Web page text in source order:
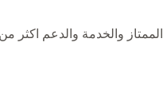
والخدمة والدعم اكثر